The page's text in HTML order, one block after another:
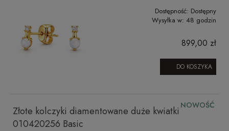
Dostępność: Dostępny
Wysyłka w: 48 godzin
899,00 zł
DO KOSZYKA
Złote kolczyki diamentowane duże kwiatki
010420256 Basic
NOWOŚĆ